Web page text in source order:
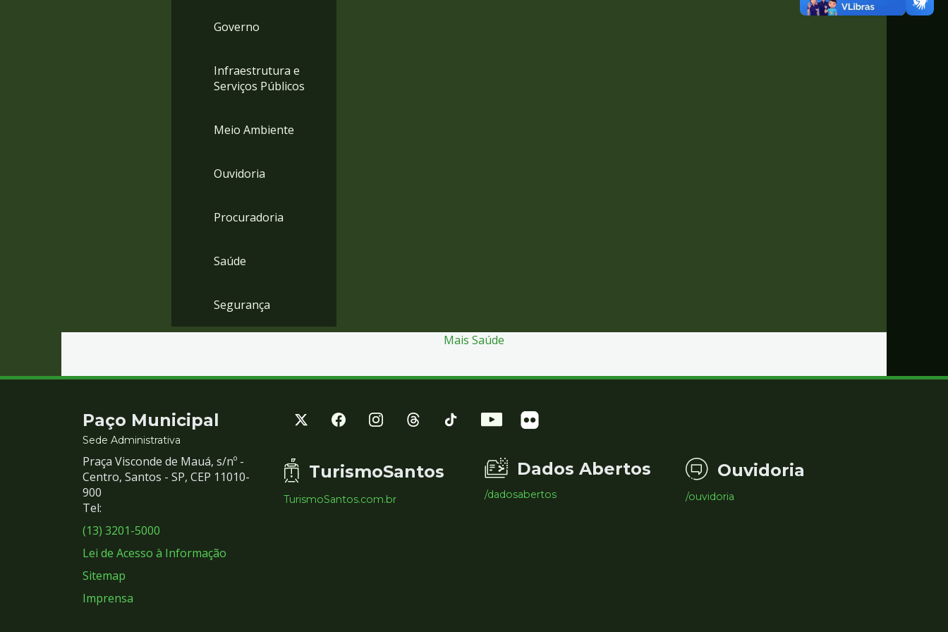
Governo
Infraestrutura e
Serviços Públicos
Meio Ambiente
Ouvidoria
Procuradoria
Saúde
Segurança
Mais Saúde
Contato
e
Redes
Sociais
Paço Municipal
Sede Administrativa
Praça Visconde de Mauá, s/nº -
Centro, Santos - SP, CEP 11010-
900
Tel:
(13) 3201-5000
Lei de Acesso à Informação
Sitemap
Imprensa
TurismoSantos
TurismoSantos.com.br
Dados Abertos
/dadosabertos
Ouvidoria
/ouvidoria